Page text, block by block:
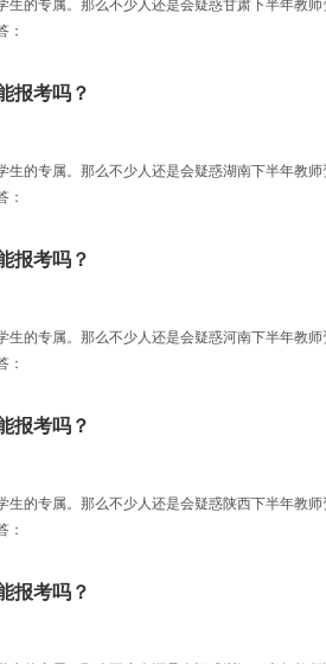
的专属。那么不少人还是会疑惑甘肃下半年教师
：
报考吗？
的专属。那么不少人还是会疑惑湖南下半年教师
：
报考吗？
的专属。那么不少人还是会疑惑河南下半年教师
：
报考吗？
的专属。那么不少人还是会疑惑陕西下半年教师
：
报考吗？